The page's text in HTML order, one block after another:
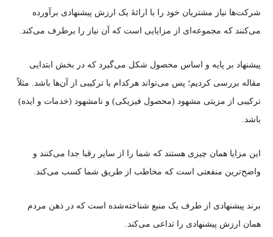
شرکت‌ها نیاز مشتریان خود را با ارائهٔ یک ارزش پیشنهادی برآورده
می‌کنند که مجموعه‌ای از مزایایی است که آن نیاز را برطرف می‌کند.
پیشنهاد بر پایه و اساس محصول شکل می‌گیرد که در بخش ابتدایی
مقاله بررسی کردیم؛ پس می‌تواند هرکدام یا ترکیبی از آن‌ها باشد. مثلاً‌
ترکیبی از مزیتی مشهود (محصول فیزیکی) و نامشهود (خدمات و ایده)
باشد.
این مزایا همان چیزی هستند که شما را از سایر رقبا جدا می‌کنند و
واضح‌ترین منفعتی است که مخاطب از طریق شما کسب می‌کند.
برند پیشنهادی از طرف یک منبع شناخته‌شده است که در ذهن مردم
همان ارزش پیشنهادی را تداعی می‌کند.